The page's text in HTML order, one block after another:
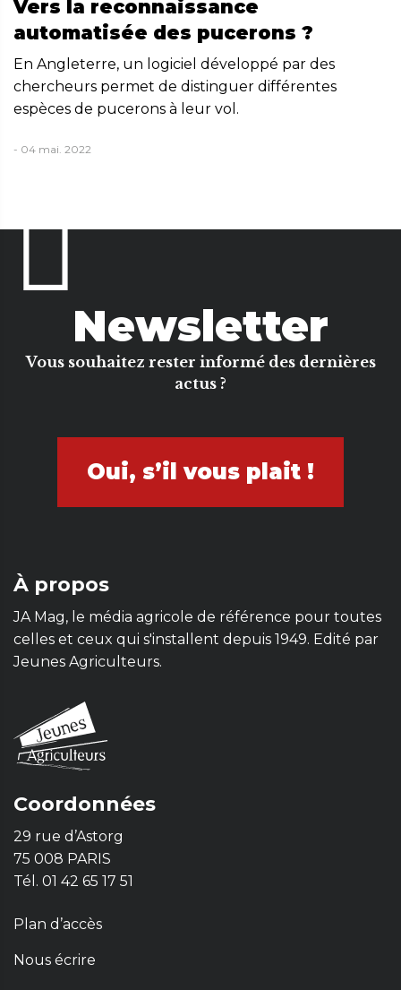
Vers la reconnaissance
automatisée des pucerons ?
En Angleterre, un logiciel développé par des
chercheurs permet de distinguer différentes
espèces de pucerons à leur vol.
- 04 mai. 2022
Newsletter
Vous souhaitez rester informé des dernières
actus ?
Oui, s’il vous plait !
À propos
JA Mag, le média agricole de référence pour toutes
celles et ceux qui s'installent depuis 1949. Edité par
Jeunes Agriculteurs.
Coordonnées
29 rue d’Astorg
75 008 PARIS
Tél. 01 42 65 17 51
Plan d’accès
Nous écrire